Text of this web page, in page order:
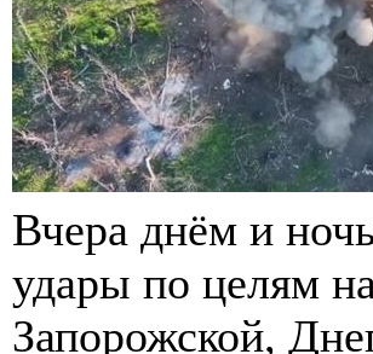
Вчера днём и
удары по целям
Запорожской,